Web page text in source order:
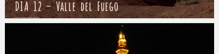
DÍA 12 – Valle del Fuego
Mathieu 16 abril 2017